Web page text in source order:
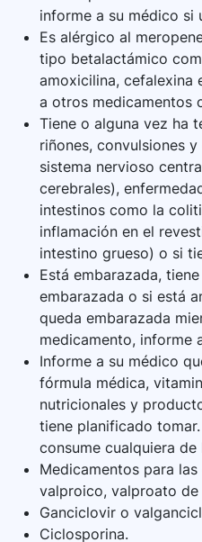
informe a su médico si
Es alérgico al
tipo betalactámico
amoxicilina, cefalexina
a otros medicamentos
Tiene o alguna vez ha
riñones, convulsiones
sistema nervioso
cerebrales),
intestinos como la
inflamación en el
intestino grueso) o si
Está embarazada,
embarazada o si está
queda embarazada
medicamento, informe
Informe a su médico
fórmula médica,
nutricionales y
tiene planificado
consume cualquiera de
Medicamentos para
valproico, valproato
Ganciclovir o
Ciclosporina.